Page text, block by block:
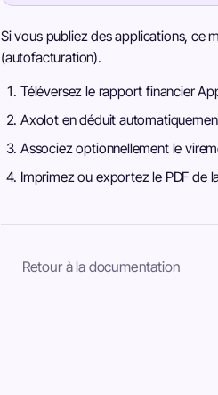
Si vous publiez des applications, ce
(autofacturation).
Téléversez le rapport financier
Axolot en déduit
Associez optionnellement le
Imprimez ou exportez le PDF de
Retour à la documentation